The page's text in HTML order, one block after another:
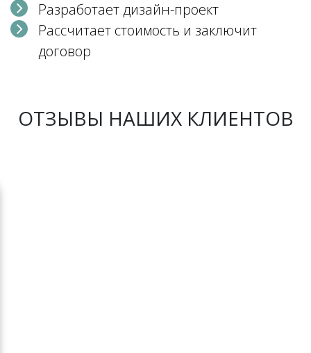
Разработает дизайн-проект
Рассчитает стоимость и заключит
договор
ОТЗЫВЫ НАШИХ КЛИЕНТОВ